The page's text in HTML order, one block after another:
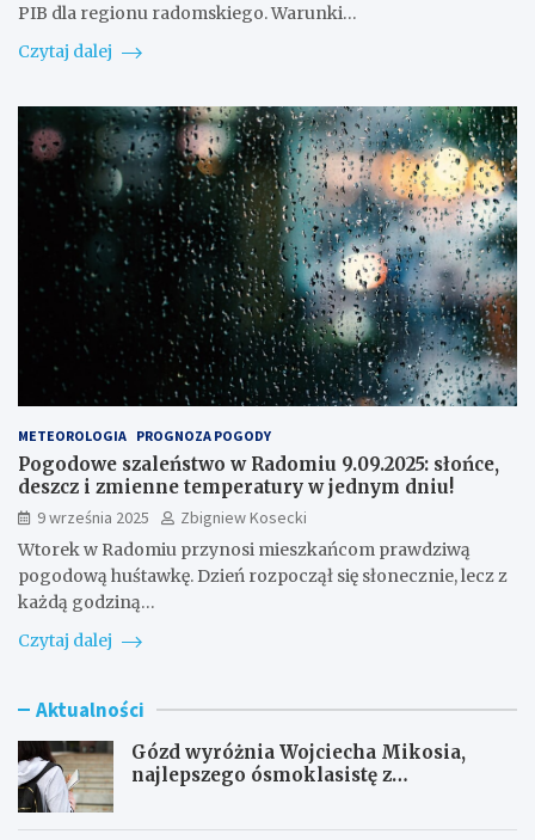
PIB dla regionu radomskiego. Warunki…
Czytaj dalej
METEOROLOGIA PROGNOZA POGODY
Pogodowe szaleństwo w Radomiu 9.09.2025: słońce,
deszcz i zmienne temperatury w jednym dniu!
9 września 2025
Zbigniew Kosecki
Wtorek w Radomiu przynosi mieszkańcom prawdziwą
pogodową huśtawkę. Dzień rozpoczął się słonecznie, lecz z
każdą godziną…
Czytaj dalej
Aktualności
Gózd wyróżnia Wojciecha Mikosia,
najlepszego ósmoklasistę z